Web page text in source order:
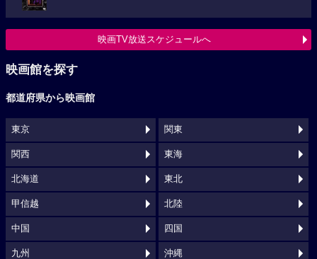
映画TV放送スケジュールへ
映画館を探す
都道府県から映画館
東京 関東
関西 東海
北海道 東北
甲信越 北陸
中国 四国
九州 沖縄